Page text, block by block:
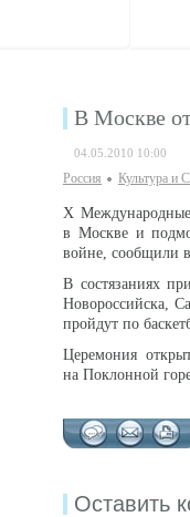
В Москве
04.05.2010 10:00
Россия Культура и
X
в Москве и
войне, сообщили
В состязаниях
Новороссийска,
пройдут по
Церемония
на Поклонной
Оставить